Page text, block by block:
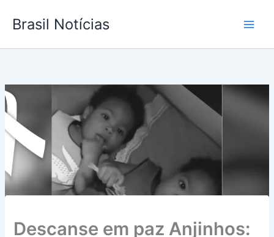
para
conteúdo
Brasil Notícias
Descanse em paz Anjinhos: